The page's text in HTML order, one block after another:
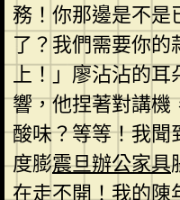
務！你那邊是不是
了？我們需要你
上！」廖沾沾的耳
響，他捏著對講機
酸味？等等！我聞
度膨震旦辦公家具
在走不開！我的陳